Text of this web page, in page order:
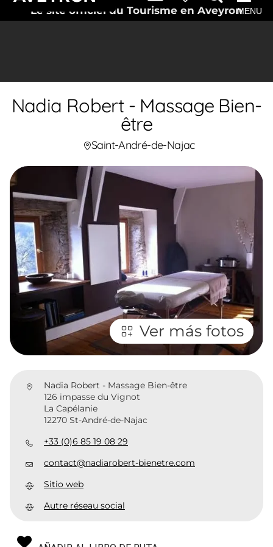
Le site officiel du Tourisme en AveyronMENU
Nadia Robert - Massage Bien-
être
Saint-André-de-Najac
Ver más fotos
Nadia Robert - Massage Bien-être
126 impasse du Vignot
La Capélanie
12270 St-André-de-Najac
+33 (0)6 85 19 08 29
contact@nadiarobert-bienetre.com
Sitio web
Autre réseau social